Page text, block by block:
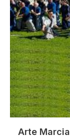
Arte